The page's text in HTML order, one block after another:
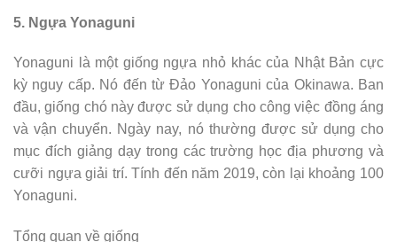
5. Ngựa Yonaguni
Yonaguni là một giống ngựa nhỏ khác của Nhật Bản cực
kỳ nguy cấp. Nó đến từ Đảo Yonaguni của Okinawa. Ban
đầu, giống chó này được sử dụng cho công việc đồng áng
và vận chuyển. Ngày nay, nó thường được sử dụng cho
mục đích giảng dạy trong các trường học địa phương và
cưỡi ngựa giải trí. Tính đến năm 2019, còn lại khoảng 100
Yonaguni.
Tổng quan về giống